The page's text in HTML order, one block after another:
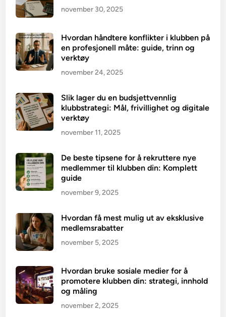
november 30, 2025
Hvordan håndtere konflikter i klubben på
en profesjonell måte: guide, trinn og
verktøy
november 24, 2025
Slik lager du en budsjettvennlig
klubbstrategi: Mål, frivillighet og digitale
verktøy
november 11, 2025
De beste tipsene for å rekruttere nye
medlemmer til klubben din: Komplett
guide
november 9, 2025
Hvordan få mest mulig ut av eksklusive
medlemsrabatter
november 5, 2025
Hvordan bruke sosiale medier for å
promotere klubben din: strategi, innhold
og måling
november 2, 2025